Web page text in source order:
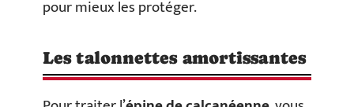
pour mieux les protéger.
Les talonnettes amortissantes